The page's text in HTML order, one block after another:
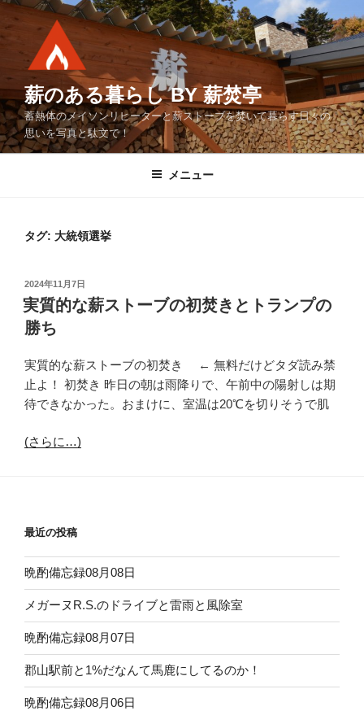
コ
ン
ツ
へ
ス
キ
薪のある暮らし BY 薪焚亭
蓄熱体のメイソンリヒーターと薪ストーブを焚いて暮らす日々の
思いを写真と駄文で！
メニュー
タグ: 大統領選挙
投
稿
日:
2024年11月7日
実質的な薪ストーブの初焚きとトランプの
勝ち
実質的な薪ストーブの初焚き ← 無料だけどタダ読み禁
止よ！ 初焚き 昨日の朝は雨降りで、午前中の陽射しは期
待できなかった。おまけに、室温は20℃を切りそうで肌
(さらに…)
最近の投稿
晩酌備忘録08月08日
メガーヌR.S.のドライブと雷雨と風除室
晩酌備忘録08月07日
郡山駅前と1%だなんて馬鹿にしてるのか！
晩酌備忘録08月06日